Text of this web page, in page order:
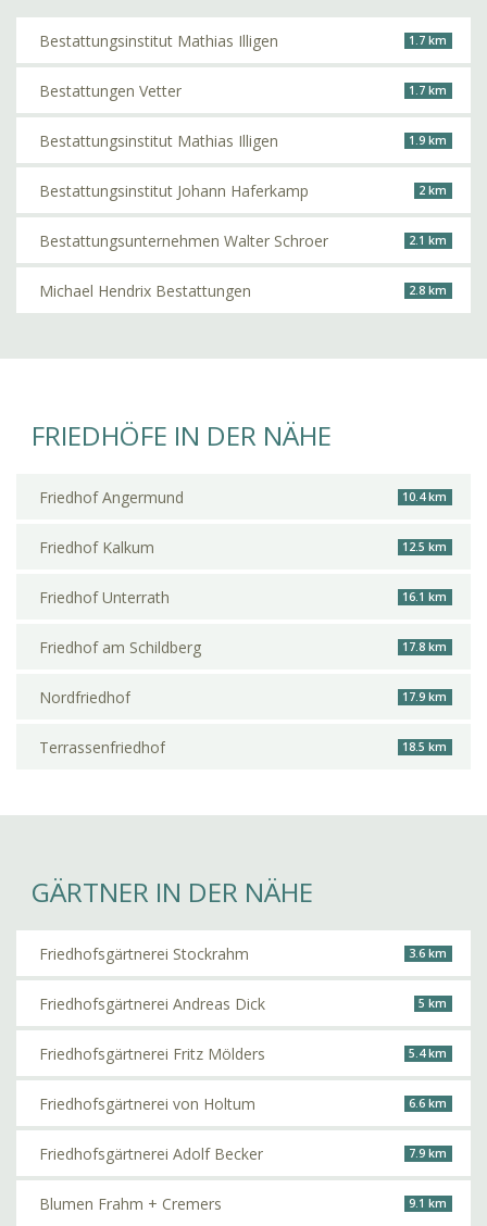
Bestattungsinstitut Mathias Illigen 1.7 km
Bestattungen Vetter 1.7 km
Bestattungsinstitut Mathias Illigen 1.9 km
Bestattungsinstitut Johann Haferkamp 2 km
Bestattungsunternehmen Walter Schroer 2.1 km
Michael Hendrix Bestattungen 2.8 km
FRIEDHÖFE IN DER NÄHE
Friedhof Angermund 10.4 km
Friedhof Kalkum 12.5 km
Friedhof Unterrath 16.1 km
Friedhof am Schildberg 17.8 km
Nordfriedhof 17.9 km
Terrassenfriedhof 18.5 km
GÄRTNER IN DER NÄHE
Friedhofsgärtnerei Stockrahm 3.6 km
Friedhofsgärtnerei Andreas Dick 5 km
Friedhofsgärtnerei Fritz Mölders 5.4 km
Friedhofsgärtnerei von Holtum 6.6 km
Friedhofsgärtnerei Adolf Becker 7.9 km
Blumen Frahm + Cremers 9.1 km